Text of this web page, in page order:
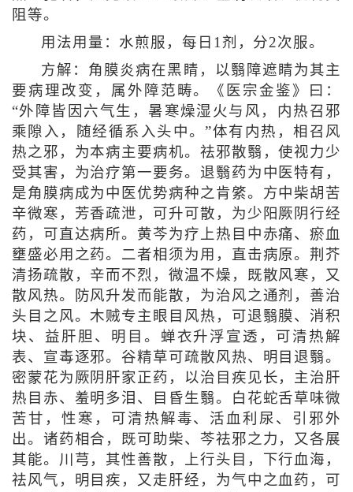
阻等。
用法用量：水煎服，每日1剂，分2次服。
方解：角膜炎病在黑睛，以翳障遮睛为其主
要病理改变，属外障范畴。《医宗金鉴》曰：
“外障皆因六气生，暑寒燥湿火与风，内热召邪
乘隙入，随经循系入头中。”体有内热，相召风
热之邪，为本病主要病机。祛邪散翳，使视力少
受其害，为治疗第一要务。退翳药为中医特有，
是角膜病成为中医优势病种之肯綮。方中柴胡苦
辛微寒，芳香疏泄，可升可散，为少阳厥阴行经
药，可直达病所。黄芩为疗上热目中赤痛、瘀血
壅盛必用之药。二者相须为用，直击病原。荆芥
清扬疏散，辛而不烈，微温不燥，既散风寒，又
散风热。防风升发而能散，为治风之通剂，善治
头目之风。木贼专主眼目风热，可退翳膜、消积
块、益肝胆、明目。蝉衣升浮宣透，可清热解
表、宣毒逐邪。谷精草可疏散风热、明目退翳。
密蒙花为厥阴肝家正药，以治目疾见长，主治肝
热目赤、羞明多泪、目昏生翳。白花蛇舌草味微
苦甘，性寒，可清热解毒、活血利尿、引邪外
出。诸药相合，既可助柴、芩祛邪之力，又各展
其能。川芎，其性善散，上行头目，下行血海，
祛风气，明目疾，又走肝经，为气中之血药，可